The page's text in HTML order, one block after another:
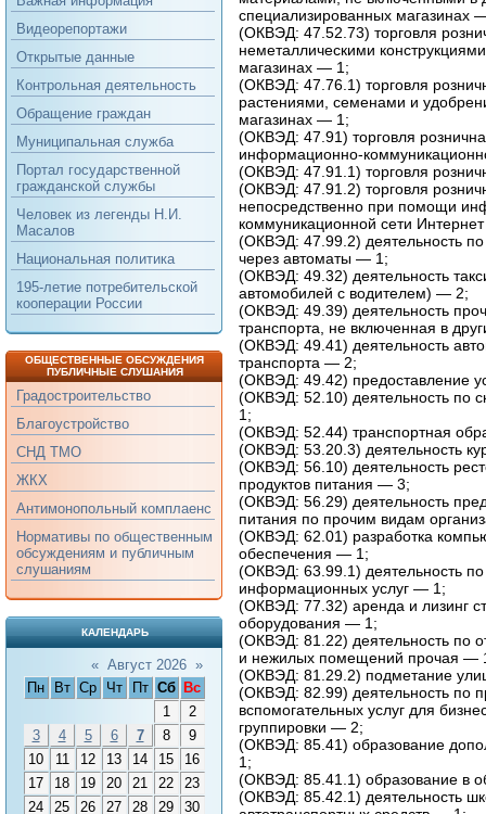
Видеорепортажи
Открытые данные
Контрольная деятельность
Обращение граждан
Муниципальная служба
Портал государственной
гражданской службы
Человек из легенды Н.И.
Масалов
Национальная политика
195-летие потребительской
кооперации России
ОБЩЕСТВЕННЫЕ ОБСУЖДЕНИЯ
ПУБЛИЧНЫЕ СЛУШАНИЯ
Градостроительство
Благоустройство
СНД ТМО
ЖКХ
Антимонопольный комплаенс
Нормативы по общественным
обсуждениям и публичным
слушаниям
КАЛЕНДАРЬ
« Август 2026 »
Пн
Вт Ср Чт Пт Сб
Вс
1
2
3
4 5 6 7 8
9
10
11 12 13 14 15
16
17
18 19 20 21 22
23
24
25 26 27 28 29
30
специализированных магазинах
(ОКВЭД: 47.52.73) торговля
неметаллическими
магазинах — 1;
(ОКВЭД: 47.76.1) торговля
растениями, семенами и
магазинах — 1;
(ОКВЭД: 47.91) торговля
информационно-
(ОКВЭД: 47.91.1) торговля
(ОКВЭД: 47.91.2) торговля
непосредственно при помощи
коммуникационной сети
(ОКВЭД: 47.99.2) деятельность
через автоматы — 1;
(ОКВЭД: 49.32) деятельность
автомобилей с водителем) — 2;
(ОКВЭД: 49.39) деятельность
транспорта, не включенная в
(ОКВЭД: 49.41) деятельность
транспорта — 2;
(ОКВЭД: 49.42) предоставление
(ОКВЭД: 52.10) деятельность по
1;
(ОКВЭД: 52.44) транспортная
(ОКВЭД: 53.20.3) деятельность
(ОКВЭД: 56.10) деятельность
продуктов питания — 3;
(ОКВЭД: 56.29) деятельность
питания по прочим видам
(ОКВЭД: 62.01) разработка
обеспечения — 1;
(ОКВЭД: 63.99.1) деятельность
информационных услуг — 1;
(ОКВЭД: 77.32) аренда и лизинг
оборудования — 1;
(ОКВЭД: 81.22) деятельность по
и нежилых помещений прочая —
(ОКВЭД: 81.29.2) подметание
(ОКВЭД: 82.99) деятельность по
вспомогательных услуг для
группировки — 2;
(ОКВЭД: 85.41) образование
1;
(ОКВЭД: 85.41.1) образование в
(ОКВЭД: 85.42.1) деятельность